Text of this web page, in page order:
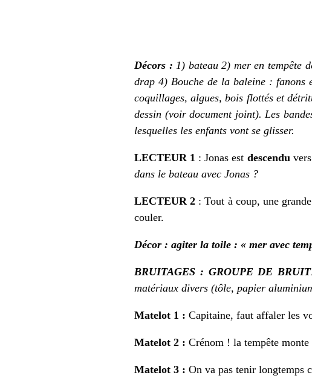
Décors :1) bateau 2) mer en tempête
drap 4) Bouche de la baleine : fanons
coquillages, algues, bois flottés et
dessin (voir document joint). Les
lesquelles les enfants vont se glisser.
LECTEUR 1 : Jonas est descenduvers
dans le bateau avec Jonas ?
LECTEUR 2 : Tout à coup, une
couler.
Décor : agiter la toile : « mer avec
BRUITAGES : GROUPE DE
matériaux divers (tôle, papier
Matelot 1 : Capitaine, faut affaler les
Matelot 2 : Crénom ! la tempête
Matelot 3 : On va pas tenir longtemps